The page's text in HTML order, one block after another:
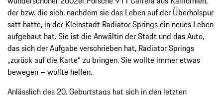
der bzw. die sich, nachdem sie das Leben auf der Überholspur
satt hatte, in der Kleinstadt Radiator Springs ein neues Leben
aufgebaut hat. Sie ist die Anwältin der Stadt und das Auto,
das sich der Aufgabe verschrieben hat, Radiator Springs
„zurück auf die Karte“ zu bringen. Sie wollte immer etwas
bewegen – wollte helfen.
Anlässlich des 20. Geburtstags hat sich in den letzten